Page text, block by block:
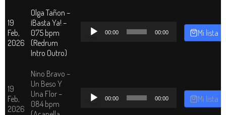
19
Feb,
2026
Olga Tañon –
¡Basta Ya! –
075 bpm
(Redrum
Intro Outro)
Reproductor
00:00 00:00 Mi lista
19
Feb,
2026
Nino Bravo –
Un Beso Y
Una Flor –
084 bpm
Reproductor
00:00 00:00 Mi lista